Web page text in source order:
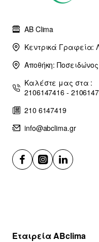
AB Clima
Κεντρικά Γραφεία:
Αποθήκη:
Καλέστε μας στα :
2106147416 -
210 6147419
info@abclima.gr
Εταιρεία ABclima